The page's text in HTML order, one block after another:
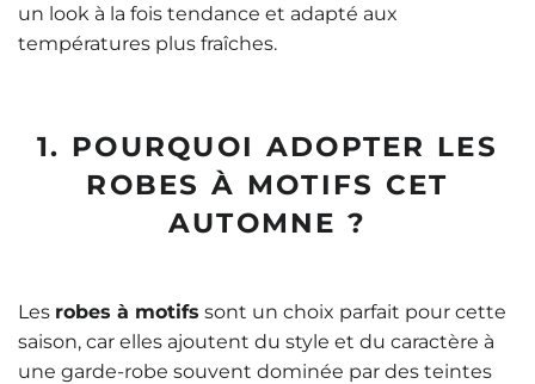
un look à la fois tendance et adapté aux
températures plus fraîches.
1. POURQUOI ADOPTER LES
ROBES À MOTIFS CET
AUTOMNE ?
Les robes à motifs sont un choix parfait pour cette
saison, car elles ajoutent du style et du caractère à
une garde-robe souvent dominée par des teintes